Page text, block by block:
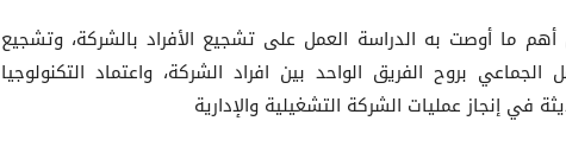
ما أوصت به الدراسة العمل على تشجيع الأفراد بالشركة، وتشجيع
الجماعي بروح الفريق الواحد بين افراد الشركة، واعتماد التكنولوجيا
في إنجاز عمليات الشركة التشغيلية والإدارية